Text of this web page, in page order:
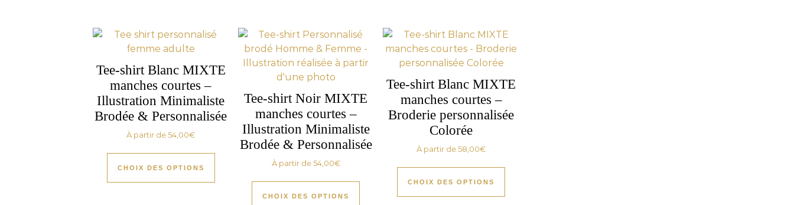
Tee-shirt Blanc MIXTE
manches courtes –
Illustration Minimaliste
Brodée & Personnalisée
À partir de54,00€
CHOIX DES OPTIONS
Tee-shirt Noir MIXTE
manches courtes –
Illustration Minimaliste
Brodée & Personnalisée
À partir de54,00€
CHOIX DES OPTIONS
Tee-shirt Blanc MIXTE
manches courtes –
Broderie personnalisée
Colorée
À partir de58,00€
CHOIX DES OPTIONS